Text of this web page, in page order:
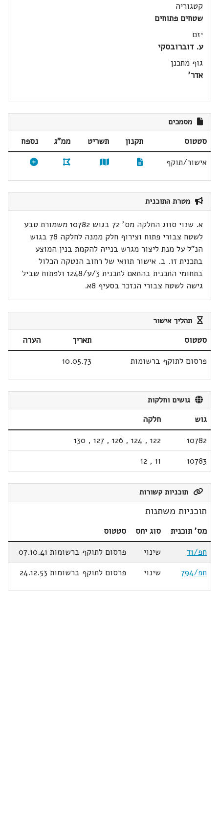
קטגוריה
שטחים פתוחים
יזם
ע. דוברובסקי
גוף מתכנן
אדר'
מסמכים
סטטוס תקנון תשריט ממ"ג
נספח
אישור/תוקף
מטרת התוכנית
א. שנוי סווג החלקה מס' 72 בגוש 10782 משמורת טבע
לשטח צבורי פתוח וצירוף חלק ממנה לחלקה 78 בגוש
הנ"ל על מנת ליצור מגרש בנייה להקמת בנין המוצע
בתכנית זו. ב. אישור תוואי של רחוב הנטקה הכלול
בתחומי התכנית בהתאם לתכנית 3/ע/1248 ולפתוח שביל
גישה לשטח צבורי הנזכר בסעיף 8א.
תהליך אישור
סטטוס תאריך
הערה
פרסום לתוקף ברשומות
10.05.73
גושים וחלקות
גוש
חלקה
10782
122
,
124
,
126
,
127
,
130
10783
11
,
12
תוכניות קשורות
תוכניות משתנות
מס' תוכנית סוג יחס
סטטוס
חפ/1ד
שינוי
פרסום לתוקף ברשומות 07.10.41
חפ/794
שינוי פרסום לתוקף ברשומות 24.12.53